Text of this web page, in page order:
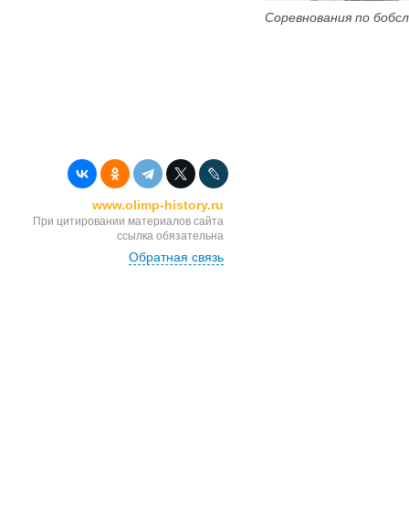
Соревнования по
www.olimp-history.ru
При цитировании материалов сайта
ссылка обязательна
Обратная связь